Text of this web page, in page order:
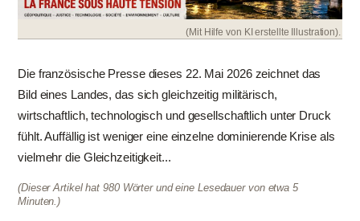
(Mit Hilfe von KI erstellte Illustration).
Die französische Presse dieses 22. Mai 2026 zeichnet das
Bild eines Landes, das sich gleichzeitig militärisch,
wirtschaftlich, technologisch und gesellschaftlich unter Druck
fühlt. Auffällig ist weniger eine einzelne dominierende Krise als
vielmehr die Gleichzeitigkeit...
(Dieser Artikel hat 980 Wörter und eine Lesedauer von etwa 5
Minuten.)